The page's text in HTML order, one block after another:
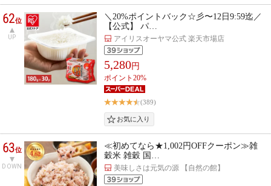
62位
UP
＼20%ポイントバック☆彡〜12日9:59迄／
【公式】 パ…
アイリスオーヤマ公式 楽天市場店
5,280円
ポイント20%
(389)
63位
DOWN
≪初めてなら★1,002円OFFクーポン≫雑
穀米 雑穀 国…
美味しさは元気の源 【自然の館】